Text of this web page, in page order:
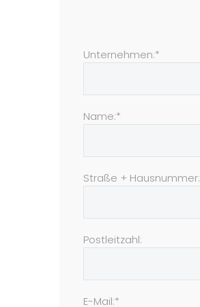
Unternehmen:*
Name:*
Straße + Hausnummer:
Postleitzahl:
E-Mail:*